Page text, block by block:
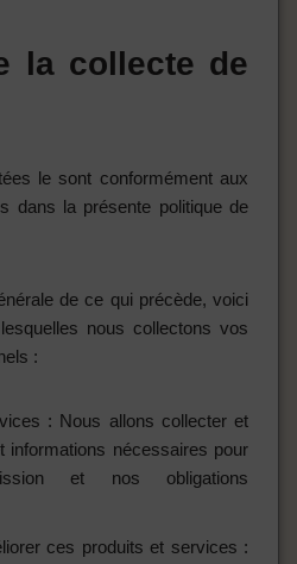
la collecte de
le sont conformément aux
dans la présente politique de
de ce qui précède, voici
nous collectons vos
:
: Nous allons collecter et
informations nécessaires pour
et nos obligations
ces produits et services :